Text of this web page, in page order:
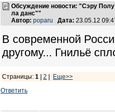
Обсуждение новости: "Сэру
ла данс""
Автор: poparu Дата: 23.05.12
В современной
другому... Гнильё
Страницы: 1 2
Еще>>
Ответить